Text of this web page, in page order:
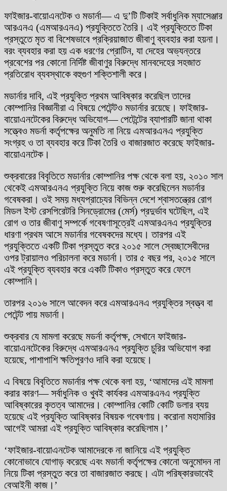
ফাইজার-বায়োএনটেক ও মডার্না— এ দু’টি টিকাই সর্বাধুনিক ম্যাসেঞ্জার
আরএনএ (এমআরএনএ) প্রযুক্তিতে তৈরি। এই প্রযুক্তিতে টিকা
প্রস্তুতে মৃত বা বিশেষভাবে প্রক্রিয়াজাত জীবাণু ব্যবহার করা হয়না।
বরং ব্যবহার করা হয় এক ধরণের প্রোটিন, যা দেহের অভ্যন্তরে
প্রবেশের পর কোনো নির্দিষ্ট জীবাণুর বিরুদ্ধে মানবদেহের সহজাত
প্রতিরোধ ব্যবস্থাকে বহুগুণ শক্তিশালী করে।
মডার্নার দাবি, এই প্রযুক্তি প্রথম আবিষ্কার করেছিল তাদের
কোম্পানির বিজ্ঞানীরা এ বিষয়ে পেটেন্টও মডার্নার রয়েছে। ফাইজার-
বায়োএনটেকের বিরুদ্ধে অভিযোগ— পেটেন্টের ব্যাপারটি জানা থাকা
সত্ত্বেও মডর্না কর্তৃপক্ষের অনুমতি না নিয়ে এমআরএনএ প্রযুক্তি
সংগ্রহ ও তা ব্যবহার করে টিকা তৈরি ও বাজারজাত করেছে ফাইজার-
বায়োএনটেক।
শুক্রবারের বিবৃতিতে মডার্নার কোম্পানির পক্ষ থেকে বলা হয়, ২০১০ সাল
থেকেই এমআরএনএ প্রযুক্তি নিয়ে কাজ শুরু করেছিলেন মডার্নার
গবেষকরা। ওই সময় মধ্যপ্রাচ্যের বিভিন্ন দেশে শ্বাসতন্ত্রের রোগ
মিডল ইস্ট রেসপিরেটরি সিনড্রোমের (মের্স) প্রদুর্ভাব ঘটেছিল, এই
রোগ ও তার জীবাণু সম্পর্কে গবেষণাসূত্রেই এমআরএনএ প্রযুক্তির
ধারণা প্রথম আসে মডার্নার গবেষকদের মধ্যে। তারপর এই
প্রযুক্তিতে একটি টিকা প্রস্তুত করে ২০১৫ সালে স্বেচ্ছাসেবীদের
ওপর ট্রায়ালও পরিচালনা করে মডার্না। তার ৫ বছর পর, ২০১৫ সালে
এই প্রযুক্তি ব্যবহার করে একটি টিকাও প্রস্তুত করে ফেলে
কোম্পানি।
তারপর ২০১৬ সালে আবেদন করে এমআরএনএ প্রযুক্তির স্বত্ত্ব বা
পেটেন্ট পায় মডার্না।
শুক্রবার যে মামলা করেছে মডর্না কর্তৃপক্ষ, সেখানে ফাইজার-
বায়োএনটেকের বিরুদ্ধে এমআরএনএ প্রযুক্তি চুরির অভিযোগ করা
হয়েছে, পাশাপাশি ক্ষতিপূরণও দাবি করা হয়েছে।
এ বিষয়ে বিবৃতিতে মডার্নার পক্ষ থেকে বলা হয়, ‘আমাদের এই মামলা
করার কারণ— সর্বাধুনিক ও খুবই কার্যকর এমআরএনএ প্রযুক্তি
আবিষ্কারের কৃতত্ব আমাদের। কোম্পানির কোটি কোটি ডলার ব্যয়
হয়েছে এই প্রযুক্তি আবিষ্কার বিষয়ক গবেষণায়। করোনা মহামারির
আগেই আমরা এই প্রযুক্তি আবিষ্কার করেছিলাম।’
‘ফাইজার-বায়োএনটেক আমাদেরকে না জানিয়ে এই প্রযুক্তি
কোনোভাবে যোগাড় করেছে এবং মডার্না কর্তৃপক্ষের কোনো অনুমোদন না
নিয়ে টিকা প্রস্তুত করে তা বাজারজাত করছে। এটা পরিষ্কারভাবেই
বেআইনী কাজ।’